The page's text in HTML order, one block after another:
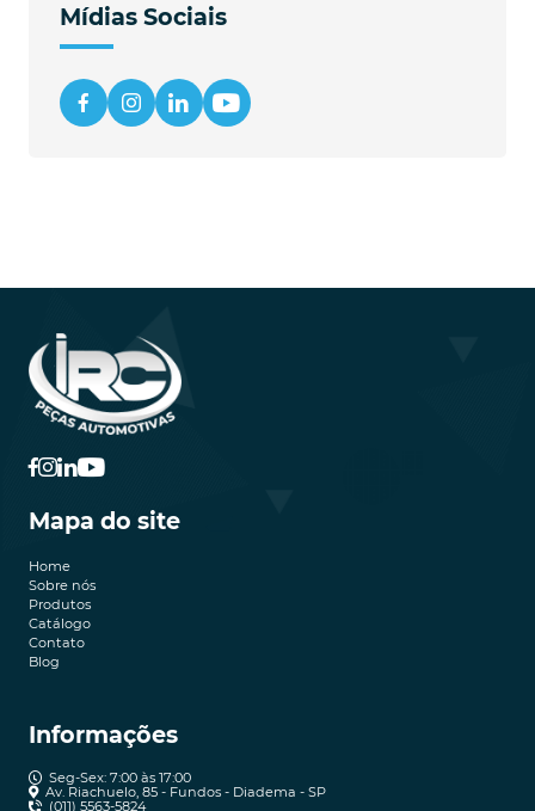
Mídias Sociais
Mapa do site
Home
Sobre nós
Produtos
Catálogo
Contato
Blog
Informações
Seg-Sex: 7:00 às 17:00
Av. Riachuelo, 85 - Fundos - Diadema - SP
(011) 5563-5824